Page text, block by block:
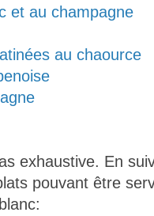
et au champagne
au chaource
exhaustive. En
pouvant être